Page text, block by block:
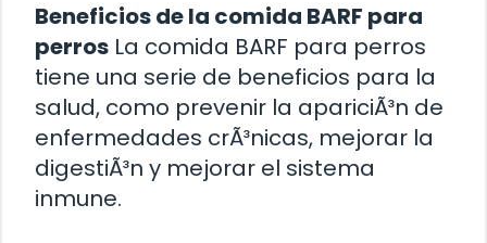
Beneficios de la comida BARF para
perros La comida BARF para perros
tiene una serie de beneficios para la
salud, como prevenir la apariciÃ³n de
enfermedades crÃ³nicas, mejorar la
digestiÃ³n y mejorar el sistema
inmune.